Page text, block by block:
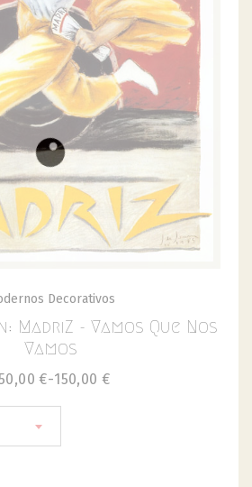
Decorativos
MadriZ - Vamos Que Nos
Vamos
150,00 €
-
€